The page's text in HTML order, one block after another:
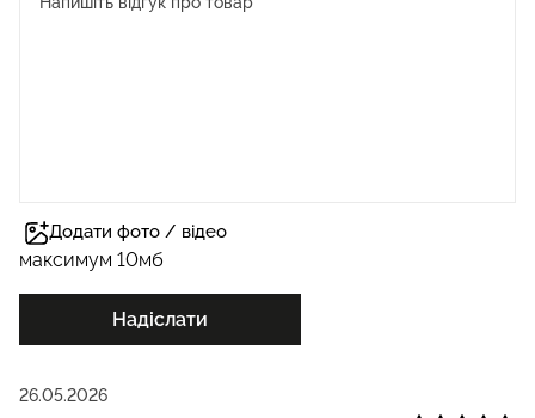
Додати фото / відео
максимум 10мб
Надіслати
26.05.2026